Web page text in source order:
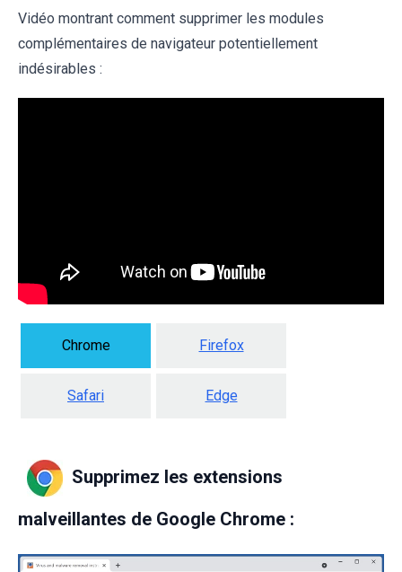
Vidéo montrant comment supprimer les modules
complémentaires de navigateur potentiellement
indésirables :
Chrome Firefox
Safari Edge
Supprimez les extensions
malveillantes de Google Chrome :